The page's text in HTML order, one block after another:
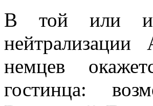
В той или
немцев
гостинца: